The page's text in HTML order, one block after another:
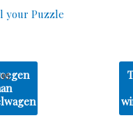
your Puzzle